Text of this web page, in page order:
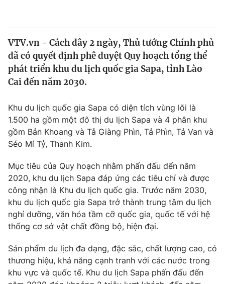
Thế giới
Tin tức
Thế giới đó đây
Câu chuyện quốc tế
Tài chính
Thị trường
Dữ liệu và đời sống
Phim VTV
Hậu trường
Nhân vật
Khán giả
Giải sao mai
Giải trí
Điện ảnh
Âm nhạc
Sao
Đời sống
Du lịch
Làm đẹp
Chất lượng cuộc sống
Tuyển sinh
Học trực tuyến
Công nghệ
VTV.vn - Cách đây 2 ngày, Thủ tướng Chính phủ
đã có quyết định phê duyệt Quy hoạch tổng thể
phát triển khu du lịch quốc gia Sapa, tỉnh Lào
Cai đến năm 2030.
Khu du lịch quốc gia Sapa có diện tích vùng lõi là
1.500 ha gồm một đô thị du lịch Sapa và 4 phân khu
gồm Bản Khoang và Tả Giàng Phìn, Tả Phìn, Tả Van và
Séo Mí Tỷ, Thanh Kim.
Mục tiêu của Quy hoạch nhằm phấn đấu đến năm
2020, khu du lịch Sapa đáp ứng các tiêu chí và được
công nhận là Khu du lịch quốc gia. Trước năm 2030,
khu du lịch quốc gia Sapa trở thành trung tâm du lịch
nghỉ dưỡng, văn hóa tầm cỡ quốc gia, quốc tế với hệ
thống cơ sở vật chất đồng bộ, hiện đại.
Sản phẩm du lịch đa dạng, đặc sắc, chất lượng cao, có
thương hiệu, khả năng cạnh tranh với các nước trong
khu vực và quốc tế. Khu du lịch Sapa phấn đấu đến